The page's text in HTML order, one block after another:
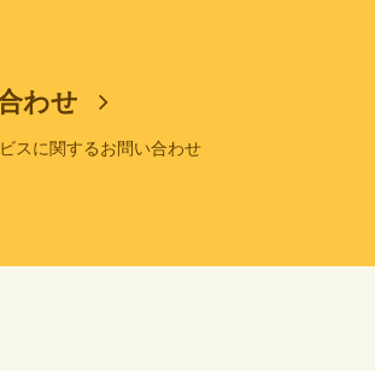
わせ
スに関するお問い合わせ